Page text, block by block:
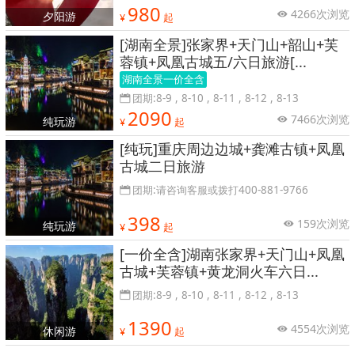
夕阳游 ¥ 980 起 4266次浏览
纯玩游
[湖南全景]张家界+天门山+韶山+芙
蓉镇+凤凰古城五/六日旅游[...
湖南全景一价全含
团期:8-9 , 8-10 , 8-11 , 8-12 , 8-13
¥ 2090 起 7466次浏览
纯玩游
[纯玩]重庆周边边城+龚滩古镇+凤凰
古城二日旅游
团期:请咨询客服或拨打400-881-9766
¥ 398 起 159次浏览
休闲游
[一价全含]湖南张家界+天门山+凤凰
古城+芙蓉镇+黄龙洞火车六日...
团期:8-9 , 8-10 , 8-11 , 8-12 , 8-13
¥ 1390 起 4554次浏览